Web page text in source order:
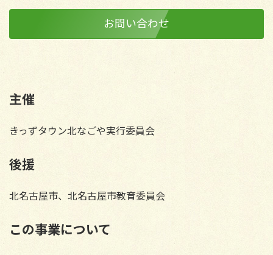
お問い合わせ
主催
きっずタウン北なごや実行委員会
後援
北名古屋市、北名古屋市教育委員会
この事業について